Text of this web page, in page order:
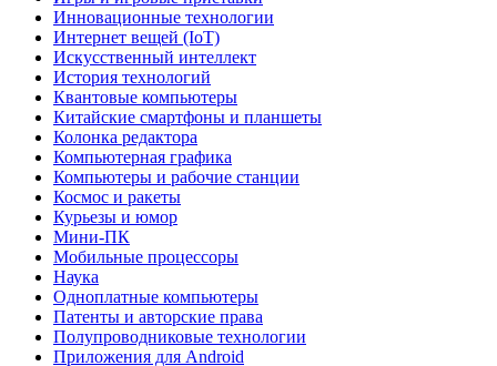
Инновационные технологии
Интернет вещей (IoT)
Искусственный интеллект
История технологий
Квантовые компьютеры
Китайские смартфоны и планшеты
Колонка редактора
Компьютерная графика
Компьютеры и рабочие станции
Космос и ракеты
Курьезы и юмор
Мини-ПК
Мобильные процессоры
Наука
Одноплатные компьютеры
Патенты и авторские права
Полупроводниковые технологии
Приложения для Android